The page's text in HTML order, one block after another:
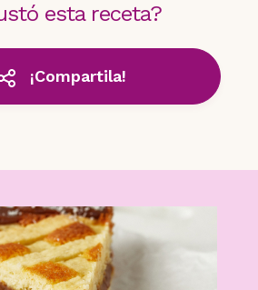
esta receta?
¡Compartila!